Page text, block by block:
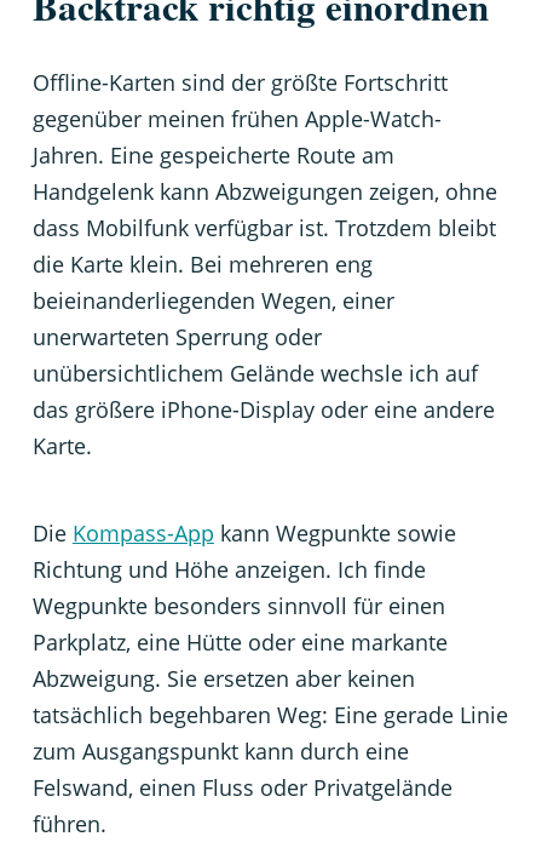
Offline-Karten sind der größte Fortschritt
gegenüber meinen frühen Apple-Watch-
Jahren. Eine gespeicherte Route am
Handgelenk kann Abzweigungen zeigen, ohne
dass Mobilfunk verfügbar ist. Trotzdem bleibt
die Karte klein. Bei mehreren eng
beieinanderliegenden Wegen, einer
unerwarteten Sperrung oder
unübersichtlichem Gelände wechsle ich auf
das größere iPhone-Display oder eine andere
Karte.
Die Kompass-App kann Wegpunkte sowie
Richtung und Höhe anzeigen. Ich finde
Wegpunkte besonders sinnvoll für einen
Parkplatz, eine Hütte oder eine markante
Abzweigung. Sie ersetzen aber keinen
tatsächlich begehbaren Weg: Eine gerade Linie
zum Ausgangspunkt kann durch eine
Felswand, einen Fluss oder Privatgelände
führen.